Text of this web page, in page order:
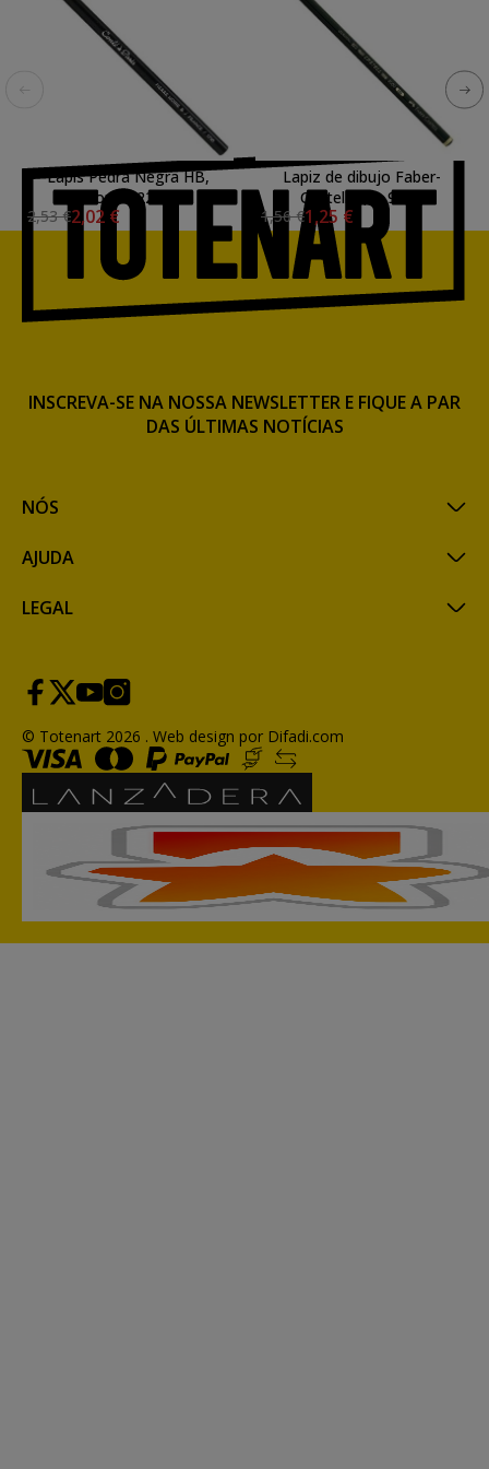
Lapis Pedra Negra HB,
Conte. 2272
2,53 €2,02 €
Lapiz de dibujo Faber-
Castell H, s. 9000
1,56 €1,25 €
NÓS
AJUDA
LEGAL
INSCREVA-SE NA NOSSA NEWSLETTER E FIQUE A PAR
DAS ÚLTIMAS NOTÍCIAS
© Totenart 2026 . Web design por Difadi.com